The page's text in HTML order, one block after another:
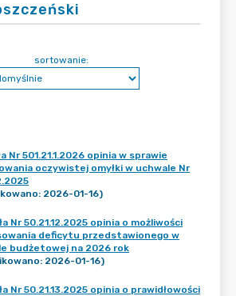
sortowanie:
Nr 501.21.1.2026 opinia w sprawie
oczywistej omyłki w uchwale Nr
2026-01-16)
Nr 50.21.12.2025 opinia o możliwości
deficytu przedstawionego w
budżetowej na 2026 rok
2026-01-16)
Nr 50.21.13.2025 opinia o prawidłowości